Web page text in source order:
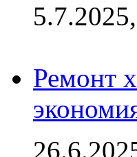
Ремонт